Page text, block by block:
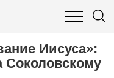
БИЗНЕС И ФИНАНСЫ
Иисуса»:
Соколовскому